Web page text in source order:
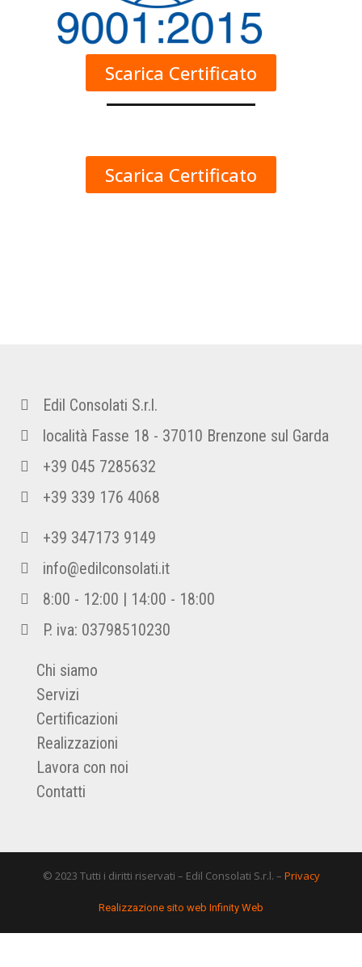
Scarica Certificato
Scarica Certificato
Edil Consolati S.r.l.
località Fasse 18 - 37010 Brenzone sul Garda
+39 045 7285632
+39 339 176 4068
+39 347173 9149
info@edilconsolati.it
8:00 - 12:00 | 14:00 - 18:00
P. iva: 03798510230
Chi siamo
Servizi
Certificazioni
Realizzazioni
Lavora con noi
Contatti
© 2023 Tutti i diritti riservati – Edil Consolati S.r.l. – Privacy
Realizzazione sito web Infinity Web